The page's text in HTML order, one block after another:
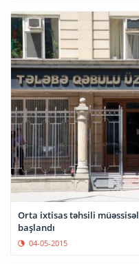
Orta ixtisas təhsili
başlandı
04-05-2015